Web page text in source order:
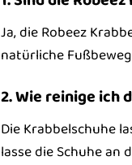
Ja, die Robeez
natürliche
2. Wie reinige ich
Die Krabbelschuhe
lasse die Schuhe an